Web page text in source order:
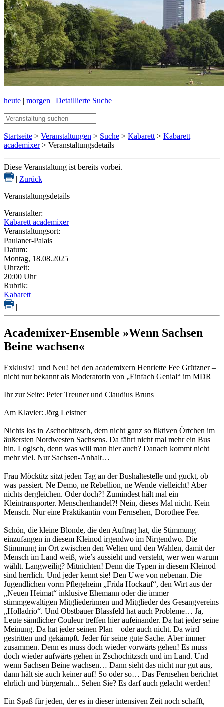
heute | morgen | Detaillierte Suche
Startseite > Veranstaltungen > Suche > Kabarett > Kabarett
academixer> Veranstaltungsdetails
Diese Veranstaltung ist bereits vorbei.
| Zurück
Veranstaltungsdetails
Veranstalter:
Kabarett academixer
Veranstaltungsort:
Paulaner-Palais
Datum:
Montag, 18.08.2025
Uhrzeit:
20:00 Uhr
Rubrik:
Kabarett
|
Academixer-Ensemble »Wenn Sachsen
Beine wachsen«
Exklusiv! und Neu! bei den academixern Henriette Fee Grützner –
nicht nur bekannt als Moderatorin von „Einfach Genial“ im MDR
Ihr zur Seite: Peter Treuner und Claudius Bruns
Am Klavier: Jörg Leistner
Nichts los in Zschochitzsch, dem nicht ganz so fiktiven Örtchen im
äußersten Nordwesten Sachsens. Da fährt nicht mal mehr ein Bus
hin. Logisch, denn was will man hier auch? Danach kommt nicht
mehr viel. Nur Sachsen-Anhalt…
Frau Möcktitz sitzt jeden Tag an der Bushaltestelle und guckt, ob
was passiert. Ne Demo, ne Rebellion, ne Wende vielleicht! Aber
nichts dergleichen. Oder doch?! Zumindest hält mal ein
Kleintransporter. Menschenhandel?! Nein, dieses Mal nicht. Kein
Mensch. Nur eine Praktikantin vom Fernsehen, Dorothee Fee.
Schön, die kleine Blonde, die den Auftrag hat, die Stimmung
einzufangen in diesem Kleinod irgendwo im Nirgendwo. Die
Stimmung im Ort zwischen den Welten und den Wahlen, damit der
Mensch im Land weiß, wie’s aussieht und versteht, wer wen warum
wählt. Langweilig? Mitnichten! Denn die Typen in diesem Kleinod
sind herrlich. Und jeder kennt sie! Den Uwe von nebenan. Die
Jugendlichen vorm Pflegeheim „Frida Hockauf“, den Wirt aus der
„Neuen Heimat“ inklusive Ehemann oder die immer
stimmgewaltigen Mitgliederinnen und Mitglieder des Gesangvereins
„Holladrio“. Und Obstbauer Blassfeld hat auch Probleme… Ja,
Leute sämtlicher Couleur treffen hier aufeinander. Da hat jeder seine
Meinung. Da hat jeder seinen Plan – oder auch nicht. Da wird
gestritten und gekämpft. Jeder für seine gute Sache. Aber immer
zusammen. Denn es muss doch wieder vorwärts gehen! Es muss
doch wieder aufwärts gehen in Zschochitzsch und im Land. Und
wenn Sachsen Beine wachsen… Dann sieht das nicht nur gut aus,
dann hält sie auch keiner auf! So oder so… Das Fernsehen berichtet
ehrlich und bürgernah... Sehen Sie? Es darf auch gelacht werden!
Ein Spaß für jeden, der es in dieser intensiven Zeit noch schafft,